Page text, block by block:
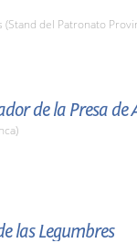
(Stand del Patronato
de la Presa de
las Legumbres